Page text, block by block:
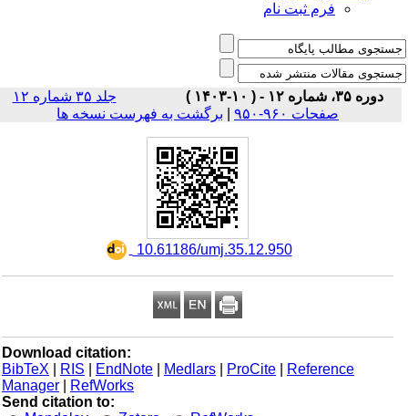
فرم ثبت نام
دوره ۳۵، شماره ۱۲ - ( ۱۰-۱۴۰۳ )
جلد ۳۵ شماره ۱۲
صفحات ۹۶۰-۹۵۰
| برگشت به فهرست نسخه ها
‎ 10.61186/umj.35.12.950
Download citation:
BibTeX
| RIS |EndNote |Medlars |ProCite |Reference
Manager
|RefWorks
Send citation to: